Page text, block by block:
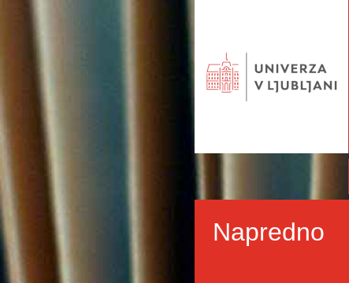
Napredno